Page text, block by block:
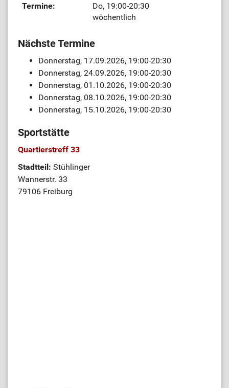
Termine:
Do, 19:00-20:30
wöchentlich
Nächste Termine
Donnerstag, 17.09.2026, 19:00-20:30
Donnerstag, 24.09.2026, 19:00-20:30
Donnerstag, 01.10.2026, 19:00-20:30
Donnerstag, 08.10.2026, 19:00-20:30
Donnerstag, 15.10.2026, 19:00-20:30
Sportstätte
Quartierstreff 33
Stadtteil: Stühlinger
Wannerstr. 33
79106 Freiburg